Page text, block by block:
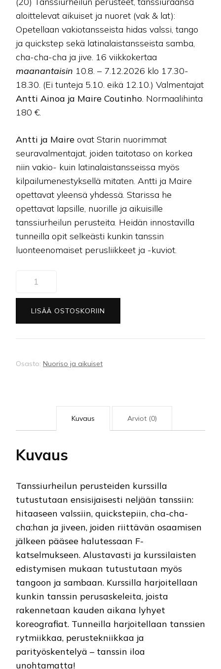
aloittelevat aikuiset ja nuoret (vak & lat):
Opetellaan vakiotansseista hidas valssi, tango
ja quickstep sekä latinalaistansseista samba,
cha-cha-cha ja jive. 16 viikkokertaa
maanantaisin 10.8. – 7.12.2026 klo 17.30-
18.30. (Ei tunteja 5.10. eikä 12.10.) Valmentajat
Antti Ainoa ja Maire Coutinho. Normaalihinta
180 €.
Antti ja Maire ovat Starin nuorimmat
seuravalmentajat, joiden taitotaso on korkea
niin vakio- kuin latinalaistansseissa myös
kilpailumenestyksellä mitaten. Antti ja Maire
opettavat yleensä yhdessä. Starissa he
opettavat lapsille, nuorille ja aikuisille
tanssiurheilun perusteita. Heidän innostavilla
tunneilla opit selkeästi kunkin tanssin
luonteenomaiset perusliikkeet ja -kuviot.
&
LISÄÄ OSTOSKORIIN
Osasto: Nuoriso ja aikuiset
Kuvaus Arviot (0)
Kuvaus
Tanssiurheilun perusteiden kurssilla
tutustutaan ensisijaisesti neljään tanssiin:
hitaaseen valssiin, quickstepiin, cha-cha-
cha:han ja jiveen, joiden riittävän osaamisen
jälkeen pääsee halutessaan F-
katselmukseen. Alustavasti ja kurssilaisten
edistymisen mukaan tutustutaan myös
tangoon ja sambaan. Kurssilla harjoitellaan
kunkin tanssin perusaskeleita, joista
rakennetaan kauden aikana lyhyet
koreografiat. Tunneilla harjoitellaan tanssien
rytmiikkaa, perustekniikkaa ja
parityöskentelyä – tanssin iloa
unohtamatta!